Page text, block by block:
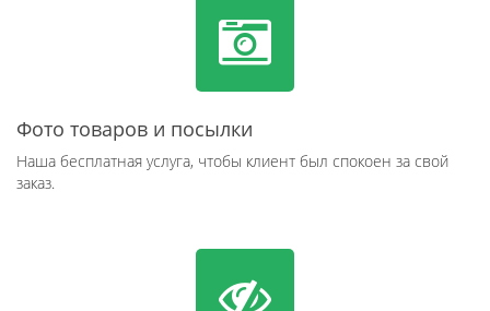
Фото товаров и посылки
Наша бесплатная услуга, чтобы клиент был спокоен за свой
заказ.